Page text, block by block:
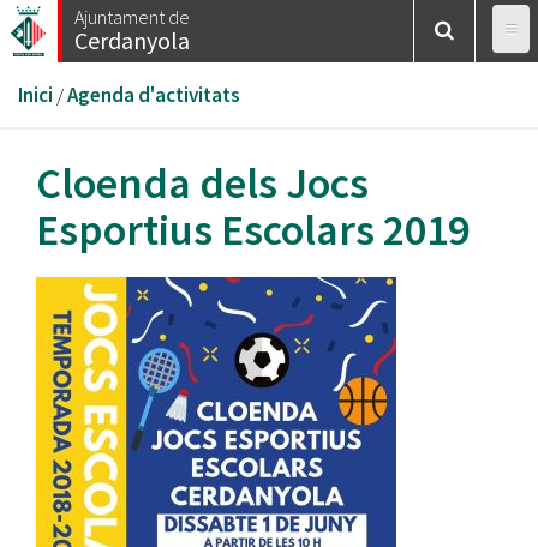
Vés
al
Ajuntament de
Cerdanyola
Esteu
aquí
Inici /Agenda d'activitats
Cloenda dels Jocs
Esportius Escolars 2019